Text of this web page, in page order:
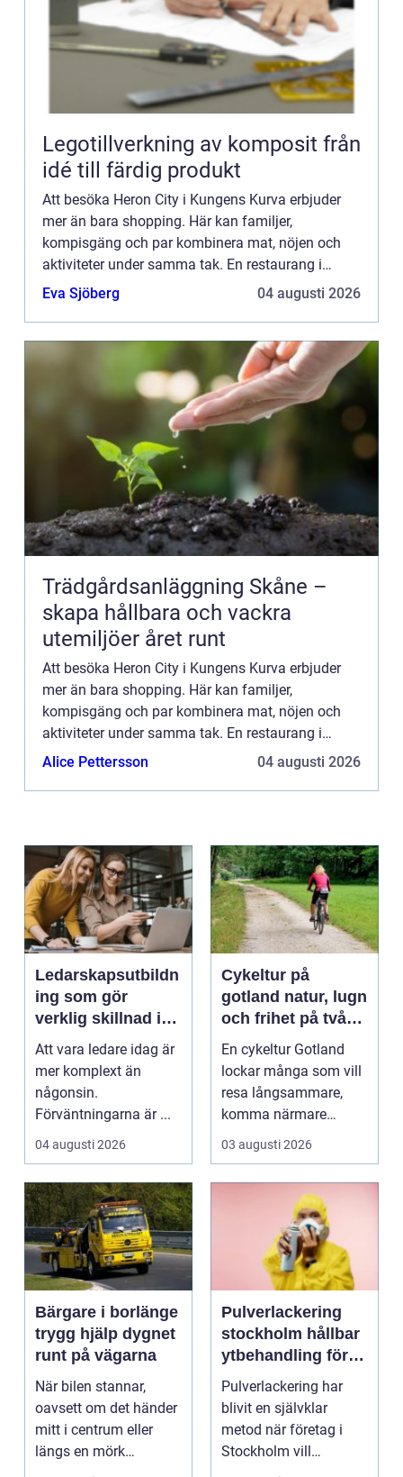
Legotillverkning av komposit från
idé till färdig produkt
Att besöka Heron City i Kungens Kurva erbjuder
mer än bara shopping. Här kan familjer,
kompisgäng och par kombinera mat, nöjen och
aktiviteter under samma tak. En restaurang i
Heron City ger möjlighet till både avs...
Eva Sjöberg 04 augusti 2026
Trädgårdsanläggning Skåne –
skapa hållbara och vackra
utemiljöer året runt
Att besöka Heron City i Kungens Kurva erbjuder
mer än bara shopping. Här kan familjer,
kompisgäng och par kombinera mat, nöjen och
aktiviteter under samma tak. En restaurang i
Heron City ger möjlighet till både avs...
Alice Pettersson 04 augusti 2026
Ledarskapsutbildn
ing som gör
verklig skillnad i
vardagen
Att vara ledare idag är
mer komplext än
någonsin.
Förväntningarna är ...
04 augusti 2026
Cykeltur på
gotland natur, lugn
och frihet på två
hjul
En cykeltur Gotland
lockar många som vill
resa långsammare,
komma närmare
naturen och känna
havsbris...
03 augusti 2026
Bärgare i borlänge
trygg hjälp dygnet
runt på vägarna
När bilen stannar,
oavsett om det händer
mitt i centrum eller
längs en mörk
landsväg, handlar allt
Pulverlackering
stockholm hållbar
ytbehandling för
industri och
design
Pulverlackering har
blivit en självklar
metod när företag i
Stockholm vill
kombinera slitstyrka,